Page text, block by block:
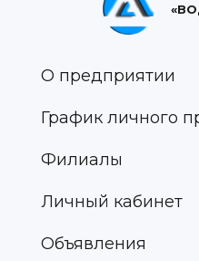
О предприятии
График личного
Филиалы
Личный кабинет
Объявления